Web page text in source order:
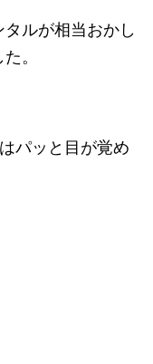
ルが相当おかし
。
パッと目が覚め